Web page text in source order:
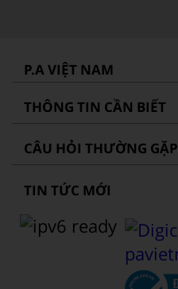
P.A VIỆT NAM
THÔNG TIN CẦN BIẾT
CÂU HỎI THƯỜNG GẶP
TIN TỨC MỚI